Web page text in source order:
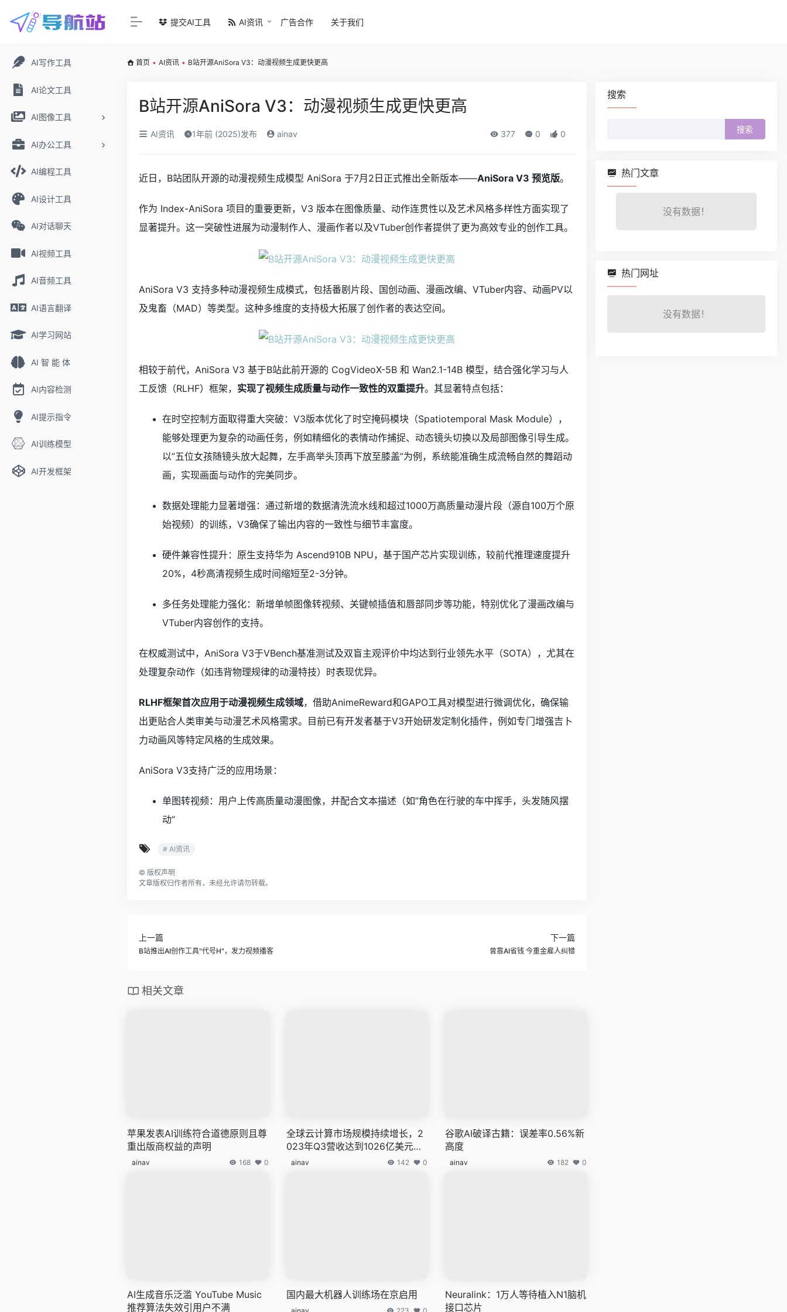
AI写作工具
AI论文工具
AI图像工具
AI办公工具
AI编程工具
AI设计工具
AI对话聊天
AI视频工具
AI音频工具
AI语言翻译
AI学习网站
AI 智 能 体
AI内容检测
AI提示指令
AI训练模型
AI开发框架
提交AI工具 AI资讯 广告合作 关于我们
首页 • AI资讯 • B站开源AniSora V3：动漫视频生成更快更高
B站开源AniSora V3：动漫视频生成更快更高
AI资讯 1年前 (2025)发布 ainav 377 0 0
近日，B站团队开源的动漫视频生成模型 AniSora 于7月2日正式推出全新版本——AniSora V3 预览版。
作为 Index-AniSora 项目的重要更新，V3 版本在图像质量、动作连贯性以及艺术风格多样性方面实现了
显著提升。这一突破性进展为动漫制作人、漫画作者以及VTuber创作者提供了更为高效专业的创作工具。
AniSora V3 支持多种动漫视频生成模式，包括番剧片段、国创动画、漫画改编、VTuber内容、动画PV以
及鬼畜（MAD）等类型。这种多维度的支持极大拓展了创作者的表达空间。
相较于前代，AniSora V3 基于B站此前开源的 CogVideoX-5B 和 Wan2.1-14B 模型，结合强化学习与人
工反馈（RLHF）框架， 实现了视频生成质量与动作一致性的双重提升。其显著特点包括：
在时空控制方面取得重大突破：V3版本优化了时空掩码模块（Spatiotemporal Mask Module），
能够处理更为复杂的动画任务，例如精细化的表情动作捕捉、动态镜头切换以及局部图像引导生成。
以”五位女孩随镜头放大起舞，左手高举头顶再下放至膝盖”为例，系统能准确生成流畅自然的舞蹈动
画，实现画面与动作的完美同步。
数据处理能力显著增强：通过新增的数据清洗流水线和超过1000万高质量动漫片段（源自100万个原
始视频）的训练，V3确保了输出内容的一致性与细节丰富度。
硬件兼容性提升：原生支持华为 Ascend910B NPU，基于国产芯片实现训练，较前代推理速度提升
20%，4秒高清视频生成时间缩短至2-3分钟。
多任务处理能力强化：新增单帧图像转视频、关键帧插值和唇部同步等功能，特别优化了漫画改编与
VTuber内容创作的支持。
在权威测试中，AniSora V3于VBench基准测试及双盲主观评价中均达到行业领先水平（SOTA），尤其在
处理复杂动作（如违背物理规律的动漫特技）时表现优异。
RLHF框架首次应用于动漫视频生成领域，借助AnimeReward和GAPO工具对模型进行微调优化，确保输
出更贴合人类审美与动漫艺术风格需求。目前已有开发者基于V3开始研发定制化插件，例如专门增强吉卜
力动画风等特定风格的生成效果。
AniSora V3支持广泛的应用场景：
单图转视频：用户上传高质量动漫图像，并配合文本描述（如”角色在行驶的车中挥手，头发随风摆
动”
# AI资讯
© 版权声明
文章版权归作者所有，未经允许请勿转载。
上一篇
B站推出AI创作工具"代号H"，发力视频播客
下一篇
曾靠AI省钱 今重金雇人纠错
相关文章
苹果发表AI训练符合道德原则且尊
重出版商权益的声明
ainav 168 0
全球云计算市场规模持续增长，2
023年Q3营收达到1026亿美元，
同比增幅连续五个季度超过20%
ainav 142 0
谷歌AI破译古籍：误差率0.56%新
高度
ainav 182 0
AI生成音乐泛滥 YouTube Music
推荐算法失效引用户不满
国内最大机器人训练场在京启用
Neuralink：1万人等待植入N1脑机
接口芯片
搜索
热门文章
没有数据！
热门网址
没有数据！